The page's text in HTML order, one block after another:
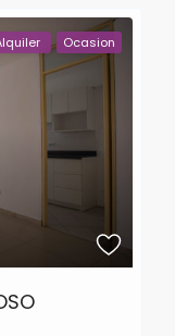
Ocasion